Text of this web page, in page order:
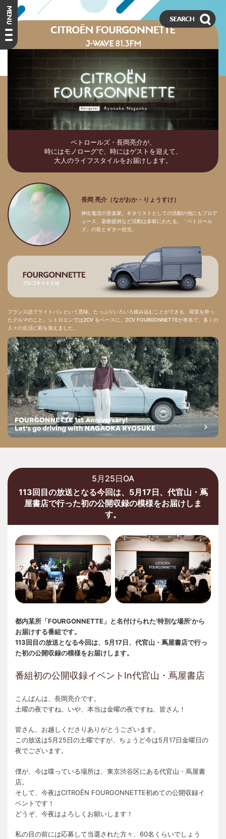
ペトロールズ・長岡亮介が、
時にはモノローグで、時にはゲストを迎えて、
大人のライフスタイルをお届けします。
長岡 亮介（ながおか・りょうすけ）
神出鬼没の音楽家。ギタリストとしての活動の他にもプロデ
ュース、楽曲提供など活動は多岐にわたる。「ペトロール
ズ」の歌とギター担当。
フランス語でライトバンという意味。たっぷりいろいろ積み込むことができる、荷室を持っ
たクルマのこと。シトロエンでは2CV をベースに、2CV FOURGONNETTEが有名で、多くの
人々の生活に彩を加えました。
5月25日OA
113回目の放送となる今回は、5月17日、代官山・蔦
屋書店で行った初の公開収録の模様をお届けしま
す。
都内某所「FOURGONNETTE」と名付けられた’特別な場所’から
お届けする番組です。
113回目の放送となる今回は、5月17日、代官山・蔦屋書店で行っ
た初の公開収録の模様をお届けします。
番組初の公開収録イベントIn代官山・蔦屋書店
こんばんは、長岡亮介です。
土曜の夜ですね。いや、本当は金曜の夜ですね、皆さん！
皆さん、お越しくださりありがとうございます。
この放送は5月25日の土曜ですが、ちょうど今は5月17日金曜日の
夜でございます。
僕が、今は喋っている場所は、東京渋谷区にある代官山・蔦屋書
店。
そして、今夜はCITROËN FOURGONNETTE初めての公開収録イ
ベントです！
どうぞ、今夜はよろしくお願いします！
私の目の前には応募して当選された方々、60名くらいでしょう